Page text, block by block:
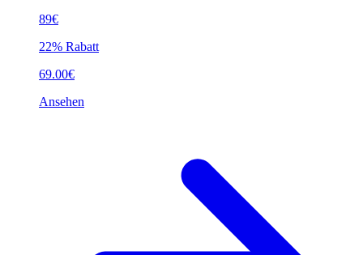
89€
22% Rabatt
69.00€
Ansehen